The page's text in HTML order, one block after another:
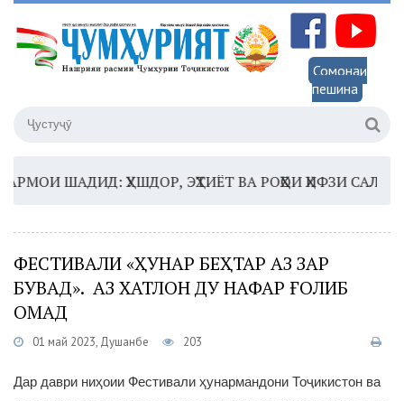
Сомонаи
пешина
ШАДИД: ҲУШДОР, ЭҲТИЁТ ВА РОҲҲОИ ҲИФЗИ САЛОМАТӢ
ФЕСТИВАЛИ «ҲУНАР БЕҲТАР АЗ ЗАР
БУВАД». АЗ ХАТЛОН ДУ НАФАР ҒОЛИБ
ОМАД
01 май 2023, Душанбе 203
Дар даври ниҳоии Фестивали ҳунармандони Тоҷикистон ва